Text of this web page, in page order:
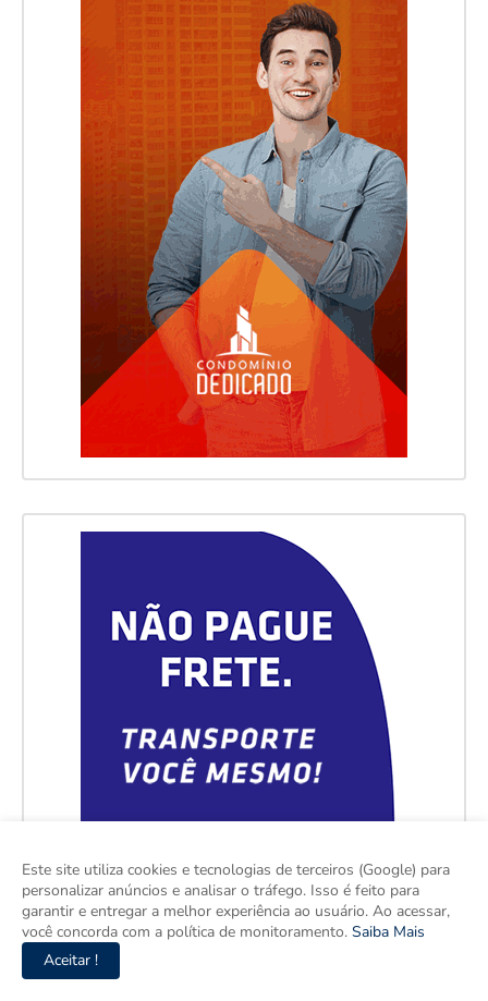
Este site utiliza cookies e tecnologias de terceiros (Google) para
personalizar anúncios e analisar o tráfego. Isso é feito para
garantir e entregar a melhor experiência ao usuário. Ao acessar,
você concorda com a política de monitoramento. Saiba Mais
Aceitar !